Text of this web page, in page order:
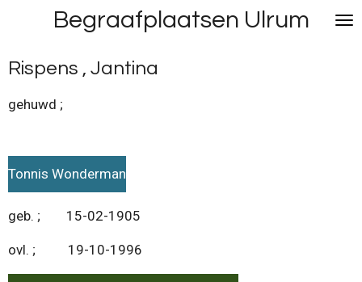
naar
de
hoofdinhoud
Begraafplaatsen Ulrum
Rispens , Jantina
gehuwd ;
Tonnis Wonderman
geb. ; 15-02-1905
ovl. ; 19-10-1996